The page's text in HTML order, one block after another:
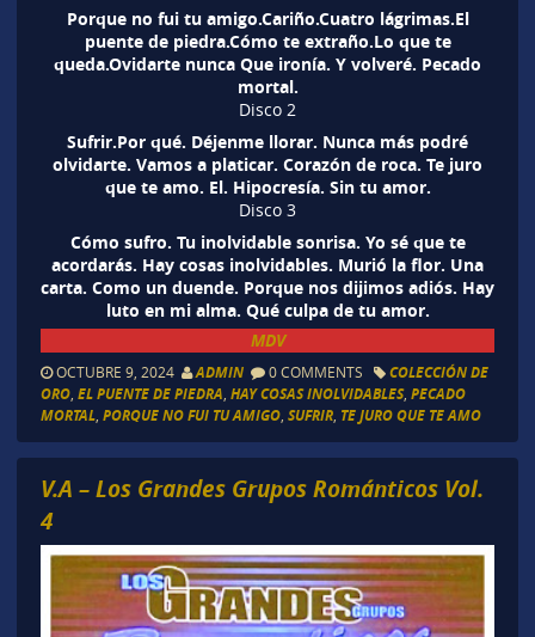
Porque no fui tu amigo.Cariño.Cuatro lágrimas.El
puente de piedra.Cómo te extraño.Lo que te
queda.Ovidarte nunca Que ironía. Y volveré. Pecado
mortal.
Disco 2
Sufrir.Por qué. Déjenme llorar. Nunca más podré
olvidarte. Vamos a platicar. Corazón de roca. Te juro
que te amo. El. Hipocresía. Sin tu amor.
Disco 3
Cómo sufro. Tu inolvidable sonrisa. Yo sé que te
acordarás. Hay cosas inolvidables. Murió la flor. Una
carta. Como un duende. Porque nos dijimos adiós. Hay
luto en mi alma. Qué culpa de tu amor.
MDV
OCTUBRE 9, 2024 ADMIN 0 COMMENTS
COLECCIÓN DE
ORO, EL PUENTE DE PIEDRA, HAY COSAS INOLVIDABLES, PECADO
MORTAL, PORQUE NO FUI TU AMIGO, SUFRIR, TE JURO QUE TE AMO
V.A – Los Grandes Grupos Románticos Vol.
4